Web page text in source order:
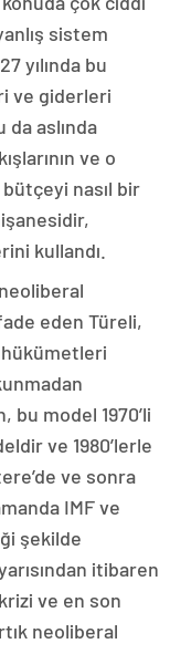
sistem
yılında bu
ve giderleri
aslında
ve o
nasıl bir
kullandı.
eden Türeli,
bu model 1970’li
ve 1980’lerle
ve sonra
IMF ve
şekilde
itibaren
ve en son
neoliberal